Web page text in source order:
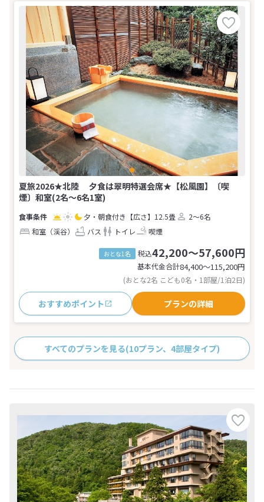
夏旅2026★北陸 夕食は翠明特選会席★【松風園】〔喫
煙〕和室(2名～6名1室)
夕・朝食付き 【広さ】12.5畳
2～6名
和室（渓谷）
バス トイレ 喫煙
おとな1名 税込42,200～57,600円
基本代金合計84,400〜115,200円
(おとな2名 こども0名・1部屋/1泊2日)
おすすめポイント プランの詳細
すべてのプランを見る(10プラン、4部屋タイプ)